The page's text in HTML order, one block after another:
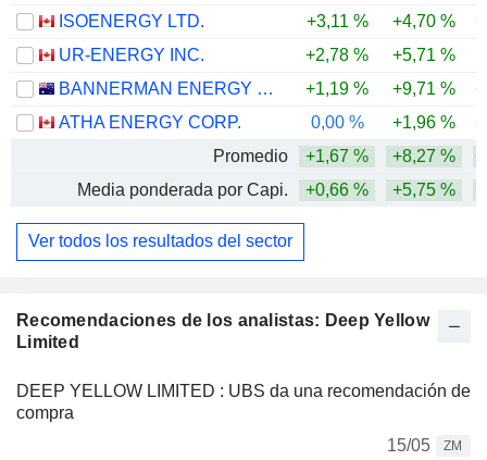
Recomendaciones de los analistas: Deep Yellow
Limited
DEEP YELLOW LIMITED : UBS da una recomendación de
compra
15/05
ZM
ISOENERGY LTD.
+3,11 % +4,70 %
UR-ENERGY INC.
+2,78 % +5,71 %
BANNERMAN ENERGY LTD
+1,19 % +9,71 %
ATHA ENERGY CORP.
0,00 % +1,96 %
Promedio
+1,67 % +8,27 %
Media ponderada por Capi.
+0,66 % +5,75 %
Ver todos los resultados del sector